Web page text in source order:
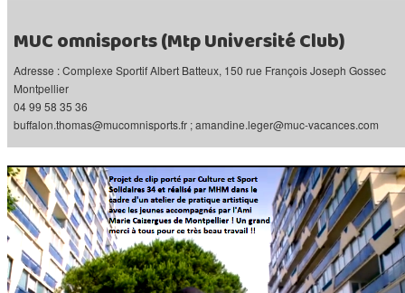
MUC omnisports (Mtp Université Club)
Adresse : Complexe Sportif Albert Batteux, 150 rue François Joseph Gossec
Montpellier
04 99 58 35 36
buffalon.thomas@mucomnisports.fr ; amandine.leger@muc-vacances.com